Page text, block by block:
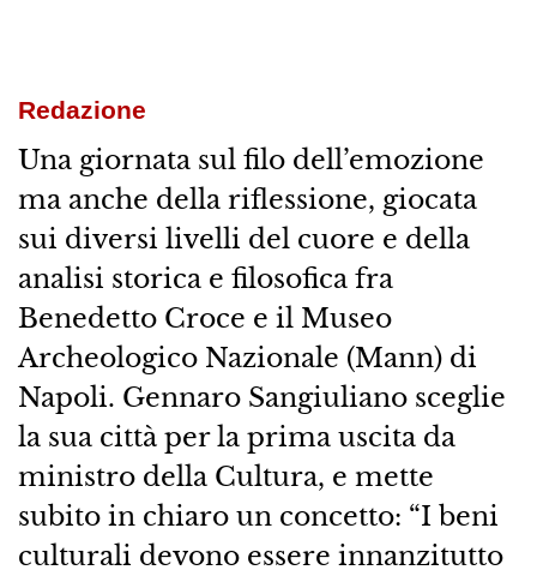
Redazione
Una giornata sul filo dell’emozione
ma anche della riflessione, giocata
sui diversi livelli del cuore e della
analisi storica e filosofica fra
Benedetto Croce e il Museo
Archeologico Nazionale (Mann) di
Napoli. Gennaro Sangiuliano sceglie
la sua città per la prima uscita da
ministro della Cultura, e mette
subito in chiaro un concetto: “I beni
culturali devono essere innanzitutto